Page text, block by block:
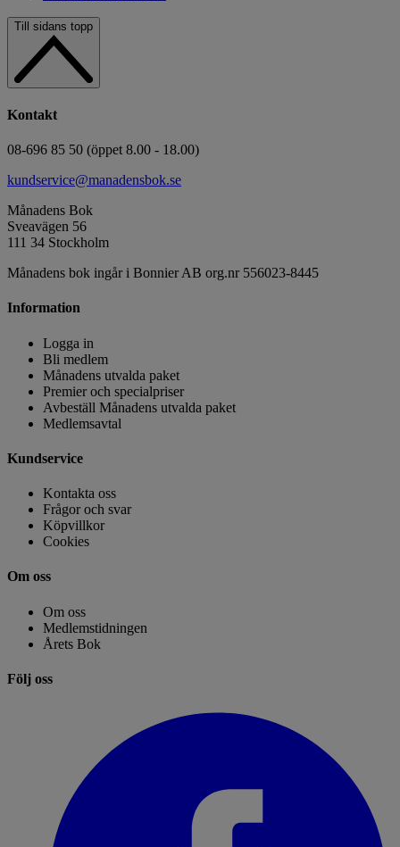
Till sidans topp
Kontakt
08-696 85 50 (öppet 8.00 - 18.00)
kundservice@manadensbok.se
Månadens Bok
Sveavägen 56
111 34 Stockholm
Månadens bok ingår i Bonnier AB org.nr 556023-8445
Information
Logga in
Bli medlem
Månadens utvalda paket
Premier och specialpriser
Avbeställ Månadens utvalda paket
Medlemsavtal
Kundservice
Kontakta oss
Frågor och svar
Köpvillkor
Cookies
Om oss
Om oss
Medlemstidningen
Årets Bok
Följ oss